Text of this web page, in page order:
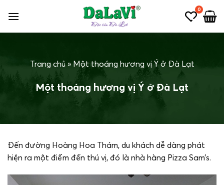
qua
nội
0
Trang chủ» Một thoáng hương vị Ý ở Đà Lạt
Một thoáng hương vị Ý ở Đà Lạt
Đến đường Hoàng Hoa Thám, du khách dễ dàng phát
hiện ra một điểm đến thú vị, đó là nhà hàng Pizza Sam’s.